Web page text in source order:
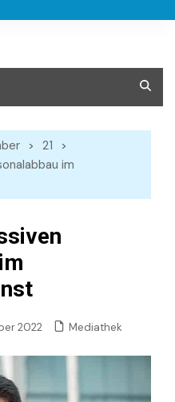
21
im
2022 Mediathek